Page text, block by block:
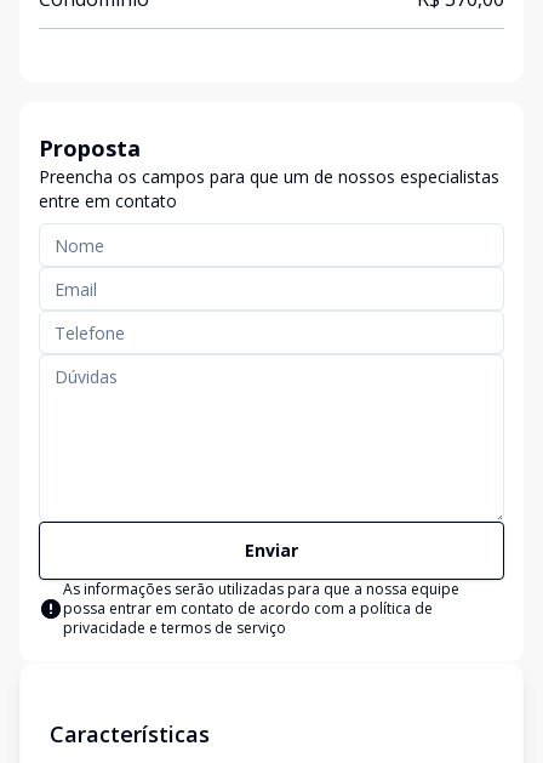
Proposta
Preencha os campos para que um de nossos especialistas
entre em contato
Enviar
As informações serão utilizadas para que a nossa equipe
possa entrar em contato de acordo com a política de
privacidade e termos de serviço
Características